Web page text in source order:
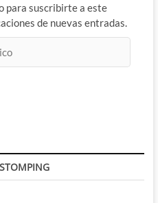
para suscribirte a este
de nuevas entradas.